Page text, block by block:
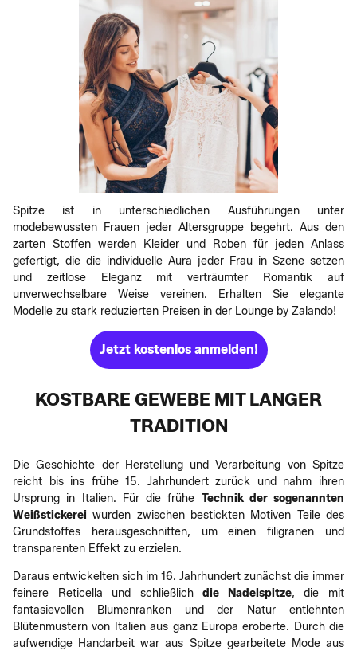
Spitze ist in unterschiedlichen Ausführungen unter
modebewussten Frauen jeder Altersgruppe begehrt. Aus den
zarten Stoffen werden Kleider und Roben für jeden Anlass
gefertigt, die die individuelle Aura jeder Frau in Szene setzen
und zeitlose Eleganz mit verträumter Romantik auf
unverwechselbare Weise vereinen. Erhalten Sie elegante
Modelle zu stark reduzierten Preisen in der Lounge by Zalando!
Jetzt kostenlos anmelden!
KOSTBARE GEWEBE MIT LANGER
TRADITION
Die Geschichte der Herstellung und Verarbeitung von Spitze
reicht bis ins frühe 15. Jahrhundert zurück und nahm ihren
Ursprung in Italien. Für die frühe Technik der sogenannten
Weißstickerei wurden zwischen bestickten Motiven Teile des
Grundstoffes herausgeschnitten, um einen filigranen und
transparenten Effekt zu erzielen.
Daraus entwickelten sich im 16. Jahrhundert zunächst die immer
feinere Reticella und schließlichdie Nadelspitze, die mit
fantasievollen Blumenranken und der Natur entlehnten
Blütenmustern von Italien aus ganz Europa eroberte. Durch die
aufwendige Handarbeit war aus Spitze gearbeitete Mode aus